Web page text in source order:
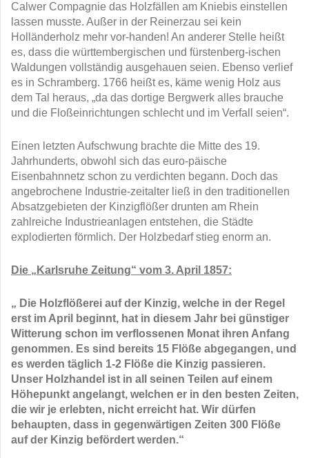
Calwer Compagnie das Holzfällen am Kniebis einstellen
lassen musste. Außer in der Reinerzau sei kein
Holländerholz mehr vor-handen! An anderer Stelle heißt
es, dass die württembergischen und fürstenberg-ischen
Waldungen vollständig ausgehauen seien. Ebenso verlief
es in Schramberg. 1766 heißt es, käme wenig Holz aus
dem Tal heraus, „da das dortige Bergwerk alles brauche
und die Floßeinrichtungen schlecht und im Verfall seien“.
Einen letzten Aufschwung brachte die Mitte des 19.
Jahrhunderts, obwohl sich das euro-päische
Eisenbahnnetz schon zu verdichten begann. Doch das
angebrochene Industrie-zeitalter ließ in den traditionellen
Absatzgebieten der Kinzigflößer drunten am Rhein
zahlreiche Industrieanlagen entstehen, die Städte
explodierten förmlich. Der Holzbedarf stieg enorm an.
Die „Karlsruhe Zeitung“ vom 3. April 1857:
„ Die Holzflößerei auf der Kinzig, welche in der Regel
erst im April beginnt, hat in diesem Jahr bei günstiger
Witterung schon im verflossenen Monat ihren Anfang
genommen. Es sind bereits 15 Flöße abgegangen, und
es werden täglich 1-2 Flöße die Kinzig passieren.
Unser Holzhandel ist in all seinen Teilen auf einem
Höhepunkt angelangt, welchen er in den besten Zeiten,
die wir je erlebten, nicht erreicht hat. Wir dürfen
behaupten, dass in gegenwärtigen Zeiten 300 Flöße
auf der Kinzig befördert werden.“